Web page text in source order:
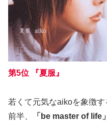
第5位 『夏服』
若くて元気なaikoを象徴す
前半、
「be master of life」